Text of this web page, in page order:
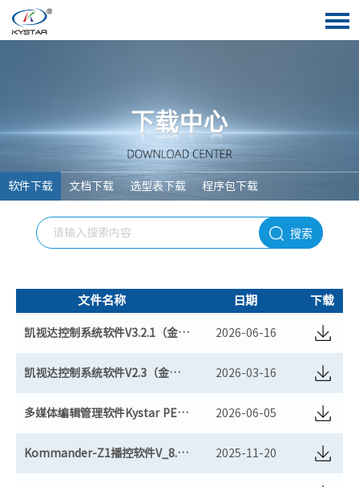
软件下载 文档下载 选型表下载 程序包下载
搜索
文件名称 日期 下载
凯视达控制系统软件V3.2.1（金卡+黑卡+二合一）（最新版） 2026-06-16
凯视达控制系统软件V2.3（金卡+黑卡+二合一）（历史版本） 2026-03-16
多媒体编辑管理软件Kystar PE_V1.5.55 2026-06-05
Kommander-Z1播控软件V_8.2.11（适用于win7） 2025-11-20